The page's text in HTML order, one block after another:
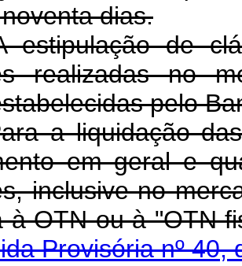
dias.
estipulação de
realizadas no
pelo
a liquidação
em geral e
inclusive no
à OTN ou à "OTN
Provisória nº 40,